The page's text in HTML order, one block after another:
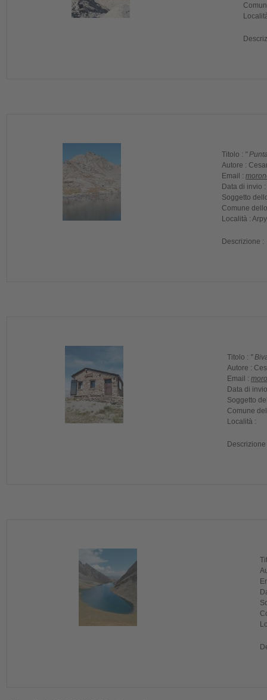
Titolo : "
Autore :
Email :
Data di invio :
Soggetto
Comune
Località : Arpy
Descrizione :
Titolo : "
Autore :
Email :
Data di
Soggetto
Comune
Località :